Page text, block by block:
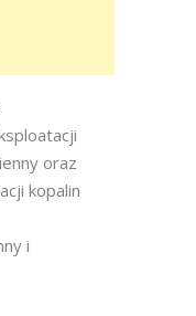
oraz
kopalin
i